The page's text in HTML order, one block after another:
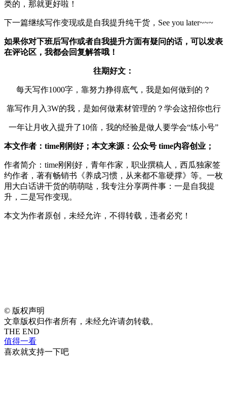
类的，那就更好啦！
下一篇继续写作变现或是自我提升纯干货，See you later~~~
如果你对下班后写作或者自我提升方面有疑问的话，可以发表
在评论区，我都会回复解答哦！
往期好文：
每天写作1000字，靠努力挣得底气，我是如何做到的？
靠写作月入3W的我，是如何做素材管理的？学会这招你也行
一年让月收入提升了10倍，我的经验是做人要学会“练小号”
本文作者：time刚刚好；本文来源：公众号 time内容创业；
作者简介：time刚刚好，青年作家，职业撰稿人，西瓜独家签
约作者，著有畅销书《养成习惯，从来都不靠硬撑》等。一枚
用大白话讲干货的萌萌哒，我专注分享两件事：一是自我提
升，二是写作变现。
本文为作者原创，未经允许，不得转载，违者必究！
© 版权声明
文章版权归作者所有，未经允许请勿转载。
THE END
值得一看
喜欢就支持一下吧